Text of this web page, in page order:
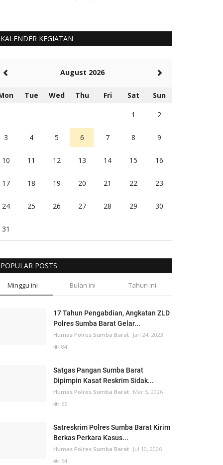
KALENDER KEGIATAN
August 2026
Tue Wed Thu Fri Sat Sun
1 2
3 4 5 6 7 8 9
10 11 12 13 14 15 16
17 18 19 20 21 22 23
24 25 26 27 28 29 30
31
POPULAR POSTS
Minggu ini Bulan ini Tahun ini
17 Tahun Pengabdian, Angkatan ZLD
Polres Sumba Barat Gelar...
Humas Polres Sumba Barat Jan 24, 2023
84
Satgas Pangan Sumba Barat
Dipimpin Kasat Reskrim Sidak...
Humas Polres Sumba Barat Mar 5, 2026
56
Satreskrim Polres Sumba Barat Kirim
Berkas Perkara Kasus...
Humas Polres Sumba Barat Jul 10, 2026
54